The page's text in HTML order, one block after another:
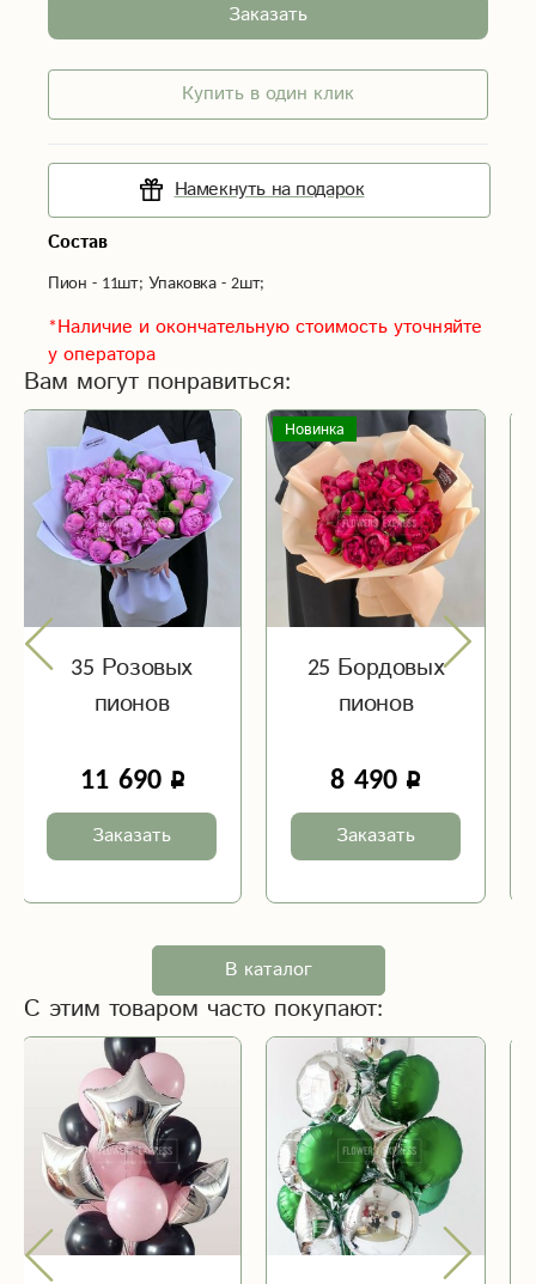
Заказать
Купить в один клик
Намекнуть на подарок
Состав
Пион - 11шт; Упаковка - 2шт;
*Наличие и окончательную стоимость уточняйте
у оператора
Вам могут понравиться:
35 Розовых
пионов
11 690
Заказать
Новинка
25 Бордовых
пионов
8 490
Заказать
В каталог
С этим товаром часто покупают: